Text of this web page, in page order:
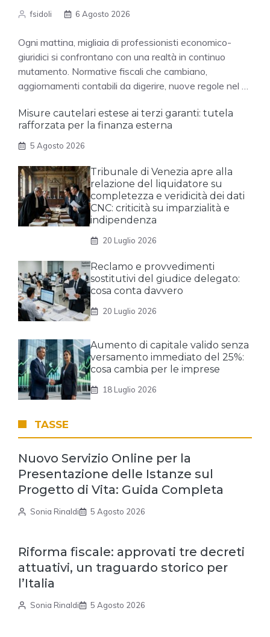
fsidoli 6 Agosto 2026
Ogni mattina, migliaia di professionisti economico-
giuridici si confrontano con una realtà in continuo
mutamento. Normative fiscali che cambiano,
aggiornamenti contabili da digerire, nuove regole nel …
Misure cautelari estese ai terzi garanti: tutela
rafforzata per la finanza esterna
5 Agosto 2026
Tribunale di Venezia apre alla
relazione del liquidatore su
completezza e veridicità dei dati
CNC: criticità su imparzialità e
indipendenza
20 Luglio 2026
Reclamo e provvedimenti
sostitutivi del giudice delegato:
cosa conta davvero
20 Luglio 2026
Aumento di capitale valido senza
versamento immediato del 25%:
cosa cambia per le imprese
18 Luglio 2026
TASSE
Nuovo Servizio Online per la
Presentazione delle Istanze sul
Progetto di Vita: Guida Completa
Sonia Rinaldi 5 Agosto 2026
Riforma fiscale: approvati tre decreti
attuativi, un traguardo storico per
l’Italia
Sonia Rinaldi 5 Agosto 2026